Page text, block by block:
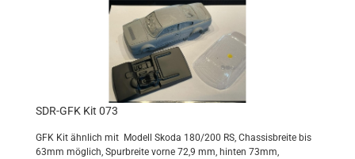
SDR-GFK Kit 073
GFK Kit ähnlich mit Modell Skoda 180/200 RS, Chassisbreite bis
63mm möglich, Spurbreite vorne 72,9 mm, hinten 73mm,